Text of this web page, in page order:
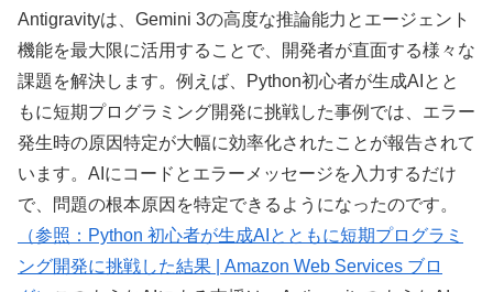
Antigravityは、Gemini 3の高度な推論能力とエージェント
機能を最大限に活用することで、開発者が直面する様々な
課題を解決します。例えば、Python初心者が生成AIとと
もに短期プログラミング開発に挑戦した事例では、エラー
発生時の原因特定が大幅に効率化されたことが報告されて
います。AIにコードとエラーメッセージを入力するだけ
で、問題の根本原因を特定できるようになったのです。
（参照：Python 初心者が生成AIとともに短期プログラミ
ング開発に挑戦した結果 | Amazon Web Services ブロ